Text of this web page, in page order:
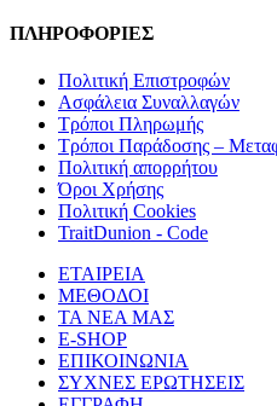
ΠΛΗΡΟΦΟΡΙΕΣ
Πολιτική Επιστροφών
Ασφάλεια Συναλλαγών
Τρόποι Πληρωμής
Τρόποι Παράδοσης –
Πολιτική απορρήτου
Όροι Χρήσης
Πολιτική Cookies
TraitDunion - Code
ΕΤΑΙΡΕΙΑ
ΜΕΘΟΔΟΙ
ΤΑ ΝΕΑ ΜΑΣ
E-SHOP
ΕΠΙΚΟΙΝΩΝΙΑ
ΣΥΧΝΕΣ ΕΡΩΤΗΣΕΙΣ